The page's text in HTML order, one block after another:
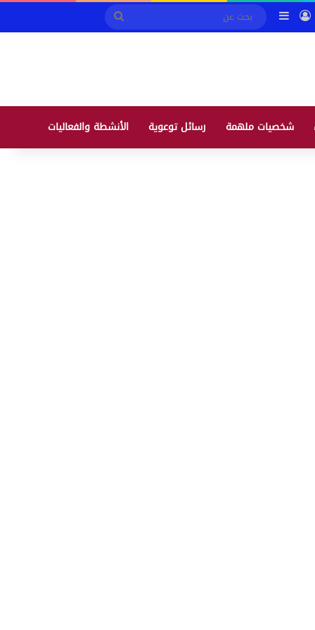
التحصيل الالكتروني
تسجيل الدخول
إضافة عمود جانبي
بحث
شخصيات ملهمة رسائل توعوية الأنشطة والفعاليات